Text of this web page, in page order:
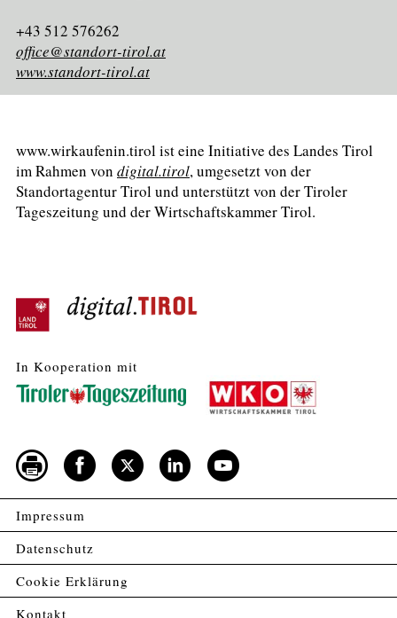
+43 512 576262
office@standort-tirol.at
www.standort-tirol.at
www.wirkaufenin.tirol ist eine Initiative des Landes Tirol
im Rahmen von digital.tirol, umgesetzt von der
Standortagentur Tirol und unterstützt von der Tiroler
Tageszeitung und der Wirtschaftskammer Tirol.
In Kooperation mit
Impressum
Datenschutz
Cookie Erklärung
Kontakt